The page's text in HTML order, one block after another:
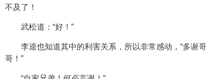
不及了！
武松道：“好！”
李逵也知道其中的利害关系，所以非常感动，“多谢哥
哥！”